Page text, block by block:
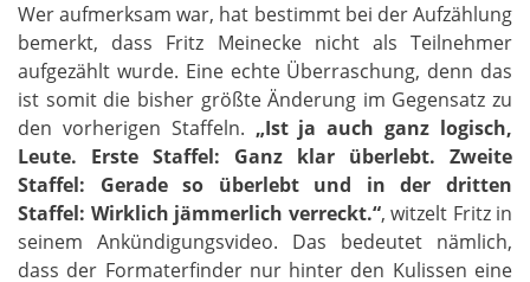
Wer aufmerksam war, hat bestimmt bei der Aufzählung
bemerkt, dass Fritz Meinecke nicht als Teilnehmer
aufgezählt wurde. Eine echte Überraschung, denn das
ist somit die bisher größte Änderung im Gegensatz zu
den vorherigen Staffeln. „Ist ja auch ganz logisch,
Leute. Erste Staffel: Ganz klar überlebt. Zweite
Staffel: Gerade so überlebt und in der dritten
Staffel: Wirklich jämmerlich verreckt.“, witzelt Fritz in
seinem Ankündigungsvideo. Das bedeutet nämlich,
dass der Formaterfinder nur hinter den Kulissen eine